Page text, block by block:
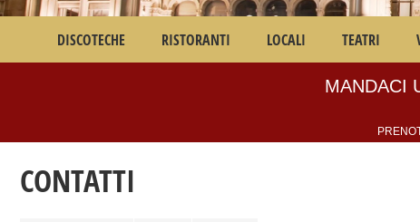
DISCOTECHE RISTORANTI LOCALI TEATRI
MANDACI
CONTATTI